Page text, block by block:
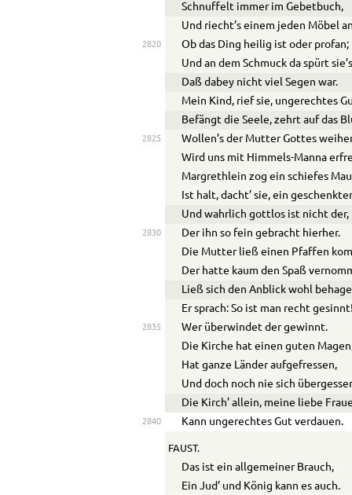
Schnuffelt immer im Gebetbuch,
Und riecht’s einem jeden Möbel
2820
Ob das Ding heilig ist oder profan;
Und an dem Schmuck da spürt
Daß dabey nicht viel Segen war.
Mein Kind, rief sie, ungerechtes
Befängt die Seele, zehrt auf das
2825
Wollen’s der Mutter Gottes
Wird uns mit Himmels-Manna
Margrethlein zog ein schiefes
Ist halt, dacht’ sie, ein
Und wahrlich gottlos ist nicht der,
2830
Der ihn so fein gebracht hierher.
Die Mutter ließ einen Pfaffen
Der hatte kaum den Spaß
Ließ sich den Anblick wohl
Er sprach: So ist man recht
2835
Wer überwindet der gewinnt.
Die Kirche hat einen guten
Hat ganze Länder aufgefressen,
Und doch noch nie sich
Die Kirch’ allein, meine liebe
2840 Kann ungerechtes Gut verdauen.
FAUST.
Das ist ein allgemeiner Brauch,
Ein Jud’ und König kann es auch.